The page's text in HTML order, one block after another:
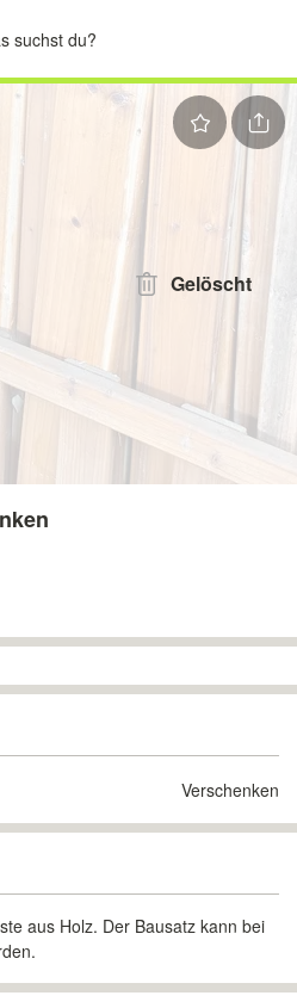
Gelöscht
Verschenken
aus Holz. Der Bausatz kann bei